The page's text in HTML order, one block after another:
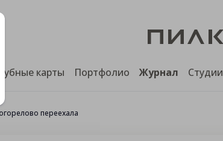
карты Портфолио Журнал Студии
переехала